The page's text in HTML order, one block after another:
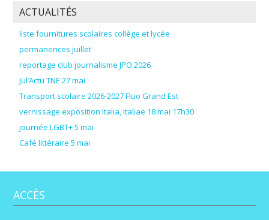
ACTUALITÉS
liste fournitures scolaires collège et lycée
permanences juillet
reportage club journalisme JPO 2026
Jul’Actu TNE 27 mai
Transport scolaire 2026-2027 Fluo Grand Est
vernissage exposition Italia, Italiae 18 mai 17h30
journée LGBT+ 5 mai
Café littéraire 5 mai
ACCÈS